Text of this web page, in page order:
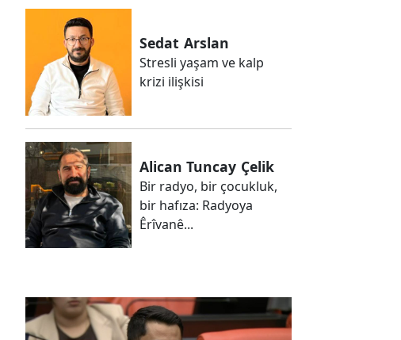
Sedat Arslan
Stresli yaşam ve kalp
krizi ilişkisi
Alican Tuncay Çelik
Bir radyo, bir çocukluk,
bir hafıza: Radyoya
Êrîvanê...